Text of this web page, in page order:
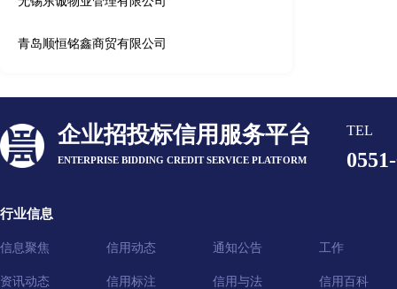
青岛顺恒铭鑫商贸有限公司
企业招投标信用服务平台
ENTERPRISE BIDDING CREDIT SERVICE PLATFORM
TEL
行业信息
信息聚焦 信用动态 通知公告 工作
资讯动态 信用标注 信用与法 信用百科